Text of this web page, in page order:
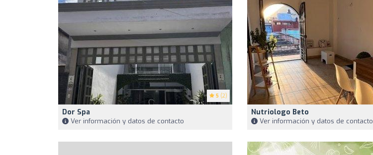
5 (2)
Dor Spa
Ver información y datos de contacto
Nutriologo Beto
Ver información y datos de contacto